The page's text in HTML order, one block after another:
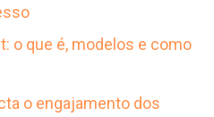
o que é, modelos e como
o engajamento dos